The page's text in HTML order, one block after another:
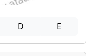
D E